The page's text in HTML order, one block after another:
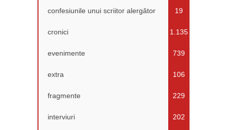
confesiunile unui scriitor alergător 19
cronici 1.135
evenimente 739
extra 106
fragmente 229
interviuri 202